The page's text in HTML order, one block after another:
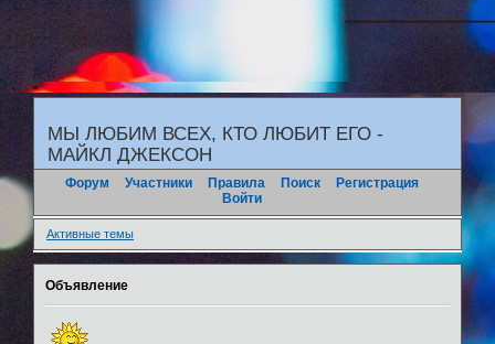
"
МЫ ЛЮБИМ ВСЕХ, КТО ЛЮБИТ ЕГО -
МАЙКЛ ДЖЕКСОН
Форум Участники Правила Поиск
Регистрация
Войти
Активные темы
Объявление